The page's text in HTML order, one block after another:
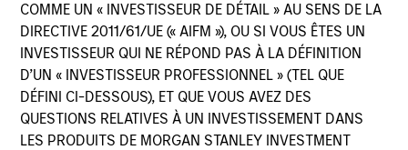
COMME UN « INVESTISSEUR DE DÉTAIL » AU SENS DE LA
DIRECTIVE 2011/61/UE (« AIFM »), OU SI VOUS ÊTES UN
INVESTISSEUR QUI NE RÉPOND PAS À LA DÉFINITION
D’UN « INVESTISSEUR PROFESSIONNEL » (TEL QUE
DÉFINI CI-DESSOUS), ET QUE VOUS AVEZ DES
QUESTIONS RELATIVES À UN INVESTISSEMENT DANS
LES PRODUITS DE MORGAN STANLEY INVESTMENT